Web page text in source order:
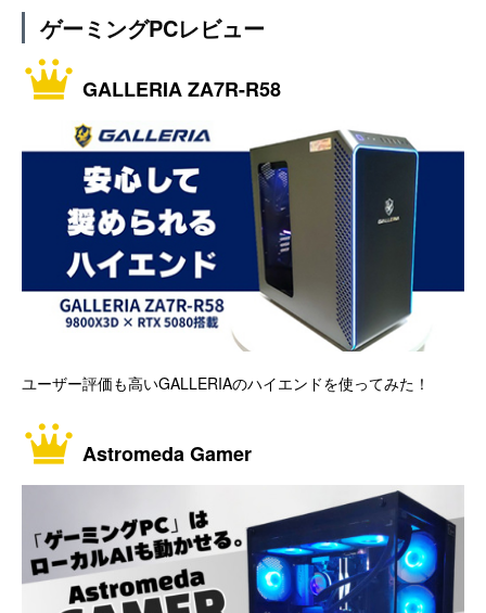
ゲーミングPCレビュー
GALLERIA ZA7R-R58
ユーザー評価も高いGALLERIAのハイエンドを使ってみた！
Astromeda Gamer